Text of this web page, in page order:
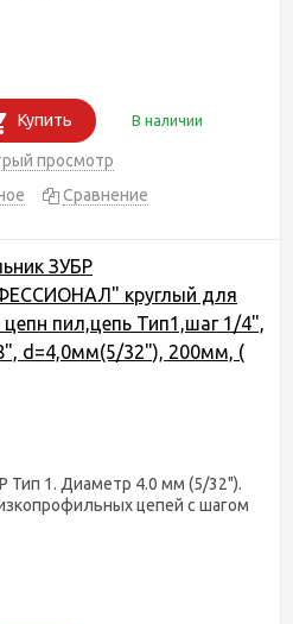
Купить В наличии
просмотр
Сравнение
ЗУБР
круглый для
пил,цепь Тип1,шаг 1/4",
d=4,0мм(5/32"), 200мм, (
Тип 1. Диаметр 4.0 мм (5/32").
цепей с шагом